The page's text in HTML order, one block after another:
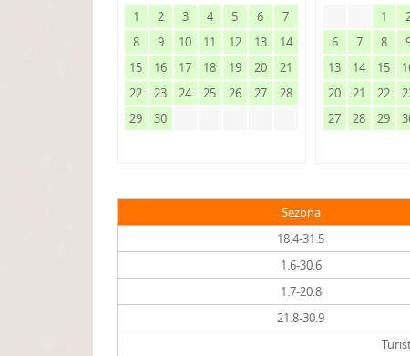
1
2 3 4 5 6
7
8
9 10 11 12 13
14
15
16 17 18 19 20
21
22
23 24 25 26 27
28
29
30
1
6
7 8
13
14 15
20
21 22
27
28 29
Sezona
18.4-31.5
1.6-30.6
1.7-20.8
21.8-30.9